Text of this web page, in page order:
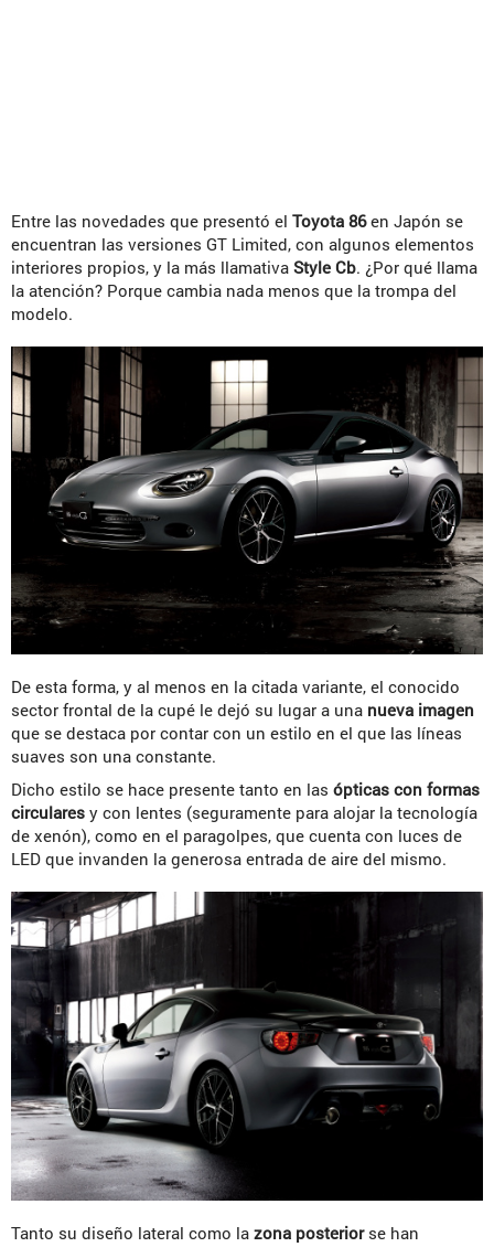
Entre las novedades que presentó el Toyota 86en Japón se
encuentran las versiones GT Limited, con algunos elementos
interiores propios, y la más llamativa Style Cb. ¿Por qué llama
la atención? Porque cambia nada menos que la trompa del
modelo.
De esta forma, y al menos en la citada variante, el conocido
sector frontal de la cupé le dejó su lugar a una nueva imagen
que se destaca por contar con un estilo en el que las líneas
suaves son una constante.
Dicho estilo se hace presente tanto en las ópticas con formas
circulares y con lentes (seguramente para alojar la tecnología
de xenón), como en el paragolpes, que cuenta con luces de
LED que invanden la generosa entrada de aire del mismo.
Tanto su diseño lateral como la zona posteriorse han